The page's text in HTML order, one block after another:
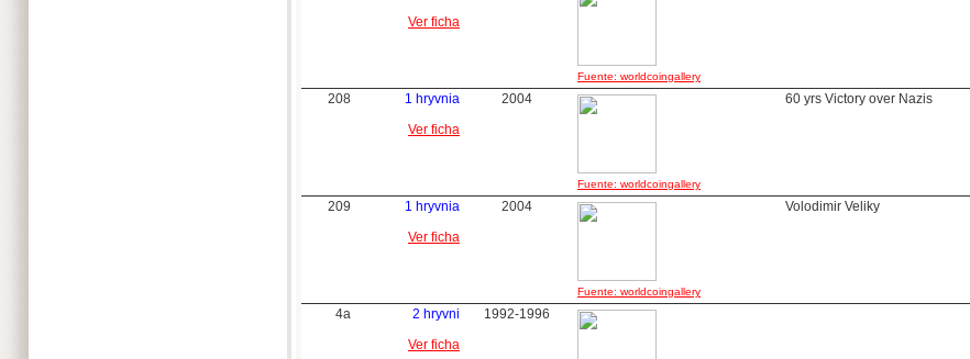
Ver ficha
Fuente: worldcoingallery
208
1 hryvnia
Ver ficha
2004
Fuente: worldcoingallery
60 yrs Victory over Nazis
209
1 hryvnia
Ver ficha
2004
Fuente: worldcoingallery
Volodimir Veliky
4a
2 hryvni
Ver ficha
1992-1996